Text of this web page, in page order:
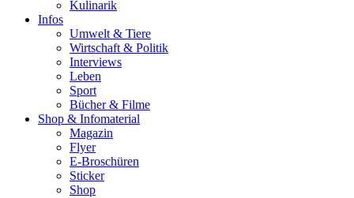
Kulinarik
Infos
Umwelt & Tiere
Wirtschaft & Politik
Interviews
Leben
Sport
Bücher & Filme
Shop & Infomaterial
Magazin
Flyer
E-Broschüren
Sticker
Shop